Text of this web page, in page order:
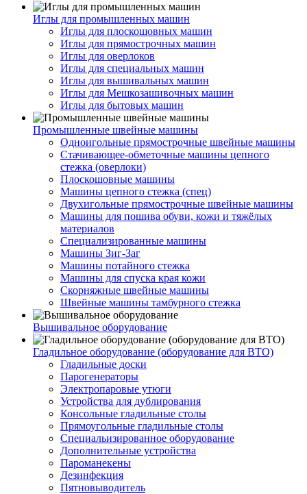
Иглы для промышленных машин
Иглы для плоскошовных машин
Иглы для прямострочных машин
Иглы для оверлоков
Иглы для специальных машин
Иглы для вышивальных машин
Иглы для Мешкозашивочных машин
Иглы для бытовых машин
Промышленные швейные машины
Одноигольные прямострочные швейные машины
Стачивающее-обметочные машины цепного
стежка (оверлоки)
Плоскошовные машины
Машины цепного стежка (спец)
Двухигольные прямострочные швейные машины
Машины для пошива обуви, кожи и тяжёлых
материалов
Специализированные машины
Машины Зиг-Заг
Машины потайного стежка
Машины для спуска края кожи
Скорняжные швейные машины
Швейные машины тамбурного стежка
Вышивальное оборудование
Гладильное оборудование (оборудование для ВТО)
Гладильные доски
Парогенераторы
Электропаровые утюги
Устройства для дублирования
Консольные гладильные столы
Прямоугольные гладильные столы
Специальизированное оборудование
Дополнительные устройства
Пароманекены
Дезинфекция
Пятновыводитель